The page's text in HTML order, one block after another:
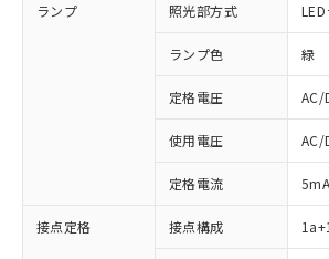
ランプ 照光部方式
ランプ色 緑
定格電圧 AC/
使用電圧
定格電流 5mA
接点定格 接点構成